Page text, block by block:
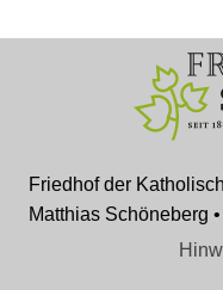
Friedhof der
Matthias Schöneberg